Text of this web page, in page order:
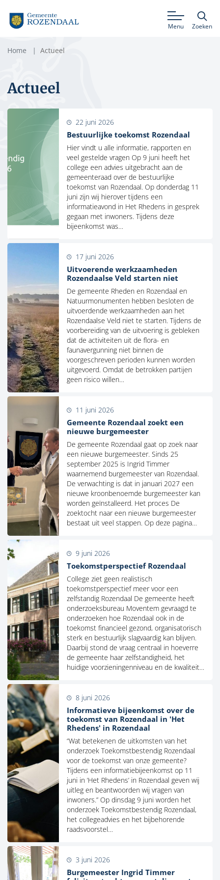
Menu Zoeken
Home Actueel
Actueel
Bestuurlijke toekomst Rozendaal
22 juni 2026
Hier vindt u alle informatie, rapporten en
veel gestelde vragen Op 9 juni heeft het
college een advies uitgebracht aan de
gemeenteraad over de bestuurlijke
toekomst van Rozendaal. Op donderdag 11
juni zijn wij hierover tijdens een
informatieavond in Het Rhedens in gesprek
gegaan met inwoners. Tijdens deze
bijeenkomst was…
Uitvoerende werkzaamheden
Rozendaalse Veld starten niet
17 juni 2026
De gemeente Rheden en Rozendaal en
Natuurmonumenten hebben besloten de
uitvoerdende werkzaamheden aan het
Rozendaalse Veld niet te starten. Tijdens de
voorbereiding van de uitvoering is gebleken
dat de activiteiten uit de flora- en
faunavergunning niet binnen de
voorgeschreven perioden kunnen worden
uitgevoerd. Omdat de betrokken partijen
geen risico willen…
Gemeente Rozendaal zoekt een
nieuwe burgemeester
11 juni 2026
De gemeente Rozendaal gaat op zoek naar
een nieuwe burgemeester. Sinds 25
september 2025 is Ingrid Timmer
waarnemend burgemeester van Rozendaal.
De verwachting is dat in januari 2027 een
nieuwe kroonbenoemde burgemeester kan
worden geïnstalleerd. Het proces De
zoektocht naar een nieuwe burgemeester
bestaat uit veel stappen. Op deze pagina…
Toekomstperspectief Rozendaal
9 juni 2026
College ziet geen realistisch
toekomstperspectief meer voor een
zelfstandig Rozendaal De gemeente heeft
onderzoeksbureau Moventem gevraagd te
onderzoeken hoe Rozendaal ook in de
toekomst financieel gezond, organisatorisch
sterk en bestuurlijk slagvaardig kan blijven.
Daarbij stond de vraag centraal in hoeverre
de gemeente haar zelfstandigheid, het
huidige voorzieningenniveau en de kwaliteit…
Informatieve bijeenkomst over de
toekomst van Rozendaal in 'Het
Rhedens' in Rozendaal
8 juni 2026
“Wat betekenen de uitkomsten van het
onderzoek Toekomstbestendig Rozendaal
voor de toekomst van onze gemeente?
Tijdens een informatiebijeenkomst op 11
juni in ‘Het Rhedens’ in Rozendaal geven wij
uitleg en beantwoorden wij vragen van
inwoners.” Op dinsdag 9 juni worden het
onderzoek Toekomstbestendig Rozendaal,
het collegeadvies en het bijbehorende
raadsvoorstel…
Burgemeester Ingrid Timmer
3 juni 2026